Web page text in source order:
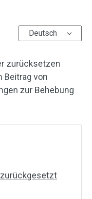
Deutsch
zurücksetzen
Beitrag von
zur Behebung